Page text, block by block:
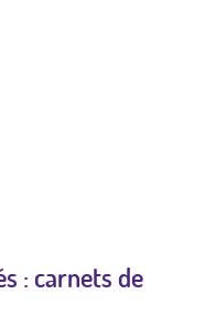
: carnets de